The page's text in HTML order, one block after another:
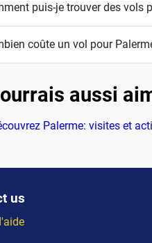
puis-je trouver des vols
coûte un vol pour
aussi
Palerme: visites et
us